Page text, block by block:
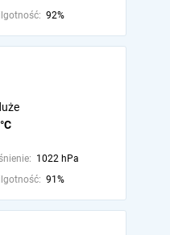
92%
1022 hPa
91%